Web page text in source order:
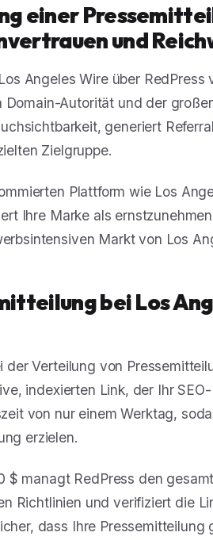
einer
und
Angeles Wire über RedPress
Autorität und der
generiert
Zielgruppe.
Plattform wie Los
Ihre Marke als
Markt von Los
bei Los
der Verteilung von
indexierten Link, der Ihr
von nur einem Werktag,
erzielen.
managt RedPress den
Richtlinien und verifiziert die
dass Ihre Pressemitteilung